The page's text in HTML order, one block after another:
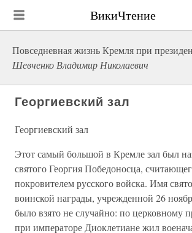
ВикиЧтение
Повседневная жизнь Кремля при
Шевченко Владимир Николаевич
Георгиевский зал
Георгиевский зал
Этот самый большой в Кремле зал был
святого Георгия Победоносца,
покровителем русского войска. Имя
воинской награды, учрежденной 26
было взято не случайно: по церковному
при императоре Диоклетиане жил